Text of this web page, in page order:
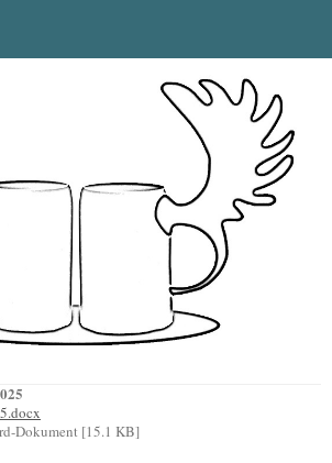
Dokument [15.1 KB]